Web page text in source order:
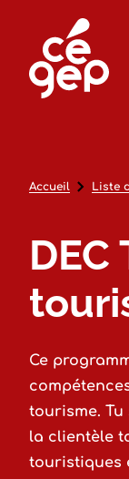
Accueil Liste
Ce
tourisme.
la clientèle
touristiques